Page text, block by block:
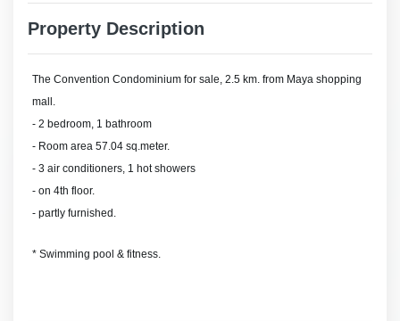
Property Description
The Convention Condominium for sale, 2.5 km. from Maya shopping
mall.
- 2 bedroom, 1 bathroom
- Room area 57.04 sq.meter.
- 3 air conditioners, 1 hot showers
- on 4th floor.
- partly furnished.
* Swimming pool & fitness.